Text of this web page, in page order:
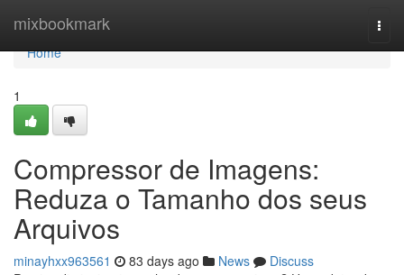
mixbookmark
Home
Home
1
Compressor de Imagens:
Reduza o Tamanho dos seus
Arquivos
minayhxx963561 83 days ago News
Discuss